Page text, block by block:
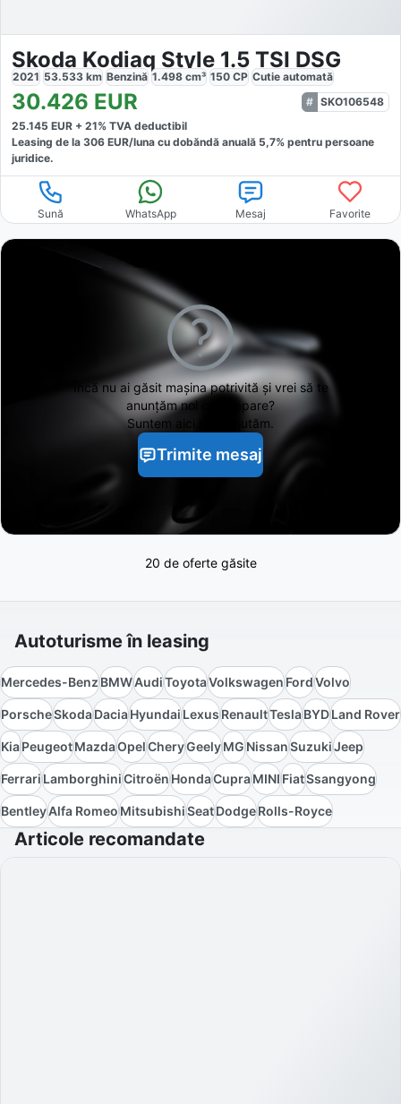
Skoda Kodiaq Style 1.5 TSI DSG
2021 53.533 km Benzină 1.498 cm³ 150 CP Cutie automată
30.426 EUR
SKO106548
25.145 EUR + 21% TVA deductibil
Leasing de la 306 EUR/luna cu dobăndă anuală 5,7% pentru persoane
juridice.
Sună WhatsApp Mesaj Favorite
Încă nu ai găsitmașina potrivită și vrei să te
anunțăm noi când apare?
Suntem aici să te ajutăm.
Trimite mesaj
20 de oferte găsite
Autoturisme în leasing
Mercedes-BenzBMWAudiToyotaVolkswagenFordVolvo
PorscheSkodaDaciaHyundaiLexusRenaultTeslaBYDLand Rover
KiaPeugeotMazdaOpelCheryGeelyMGNissanSuzukiJeep
FerrariLamborghiniCitroënHondaCupraMINIFiatSsangyong
BentleyAlfa RomeoMitsubishiSeatDodgeRolls-Royce
Articole recomandate